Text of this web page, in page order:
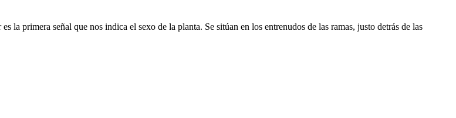
primera señal que nos indica el sexo de la planta. Se sitúan en los entrenudos de las ramas, justo detrás de las